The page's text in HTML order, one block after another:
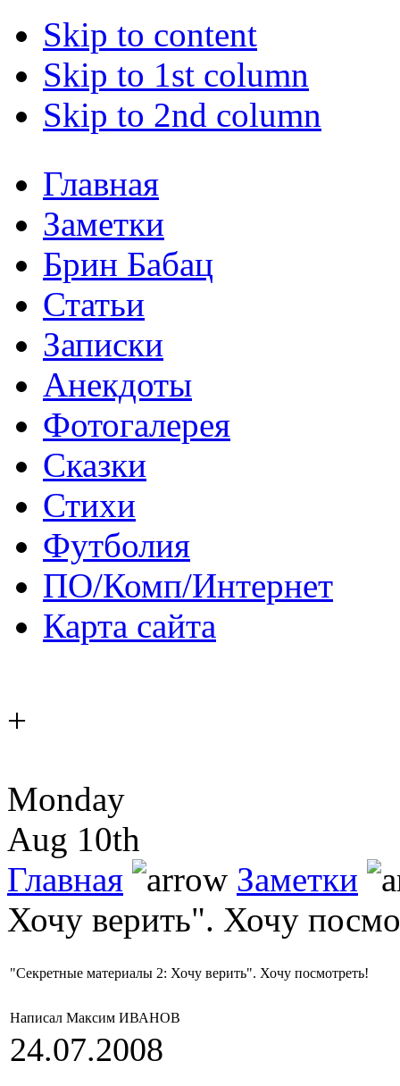
Skip to content
Skip to 1st column
Skip to 2nd column
Главная
Заметки
Брин Бабац
Статьи
Записки
Анекдоты
Фотогалерея
Сказки
Стихи
Футболия
ПО/Комп/Интернет
Карта сайта
+
Monday
Aug 10th
Главная
Заметки
Хочу верить". Хочу
"Секретные материалы 2: Хочу верить". Хочу посмотреть!
Написал Максим ИВАНОВ
24.07.2008